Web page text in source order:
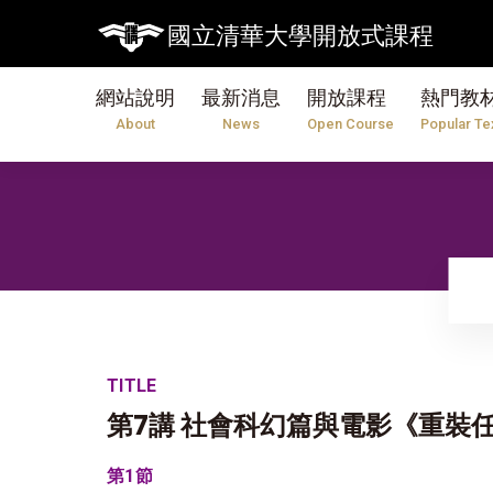
國立清華大學開放式課程
網站說明
About
最新消息
News
開放課程
Open Course
熱門教
Popular
TITLE
第7講 社會科幻篇與電影《重裝
第1節